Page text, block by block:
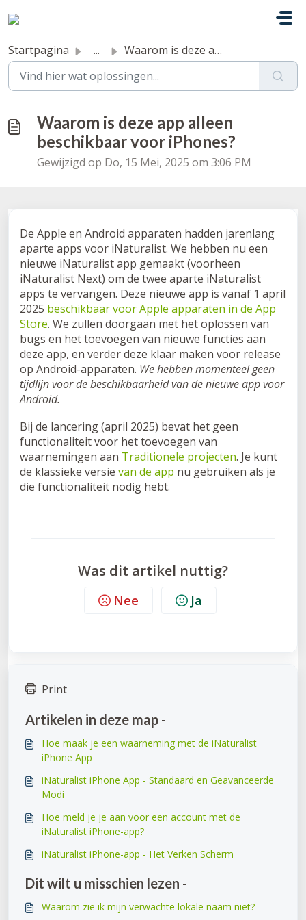
Startpagina ... Waarom is deze app alleen beschikbaar voor iPhones?
Waarom is deze app alleen
beschikbaar voor iPhones?
Gewijzigd op Do, 15 Mei, 2025 om 3:06 PM
De Apple en Android apparaten hadden jarenlang
aparte apps voor iNaturalist. We hebben nu een
nieuwe iNaturalist app gemaakt (voorheen
iNaturalist Next) om de twee aparte iNaturalist
apps te vervangen. Deze nieuwe app is vanaf 1 april
2025 beschikbaar voor Apple apparaten in de App
Store. We zullen doorgaan met het oplossen van
bugs en het toevoegen van nieuwe functies aan
deze app, en verder deze klaar maken voor release
op Android-apparaten. We hebben momenteel geen
tijdlijn voor de beschikbaarheid van de nieuwe app voor
Android.
Bij de lancering (april 2025) bevat het geen
functionaliteit voor het toevoegen van
waarnemingen aan Traditionele projecten. Je kunt
de klassieke versie van de app nu gebruiken als je
die functionaliteit nodig hebt.
Was dit artikel nuttig?
Nee Ja
Print
Artikelen in deze map -
Hoe maak je een waarneming met de iNaturalist
iPhone App
iNaturalist iPhone App - Standaard en Geavanceerde
Modi
Hoe meld je je aan voor een account met de
iNaturalist iPhone-app?
iNaturalist iPhone-app - Het Verken Scherm
Dit wilt u misschien lezen -
Waarom zie ik mijn verwachte lokale naam niet?